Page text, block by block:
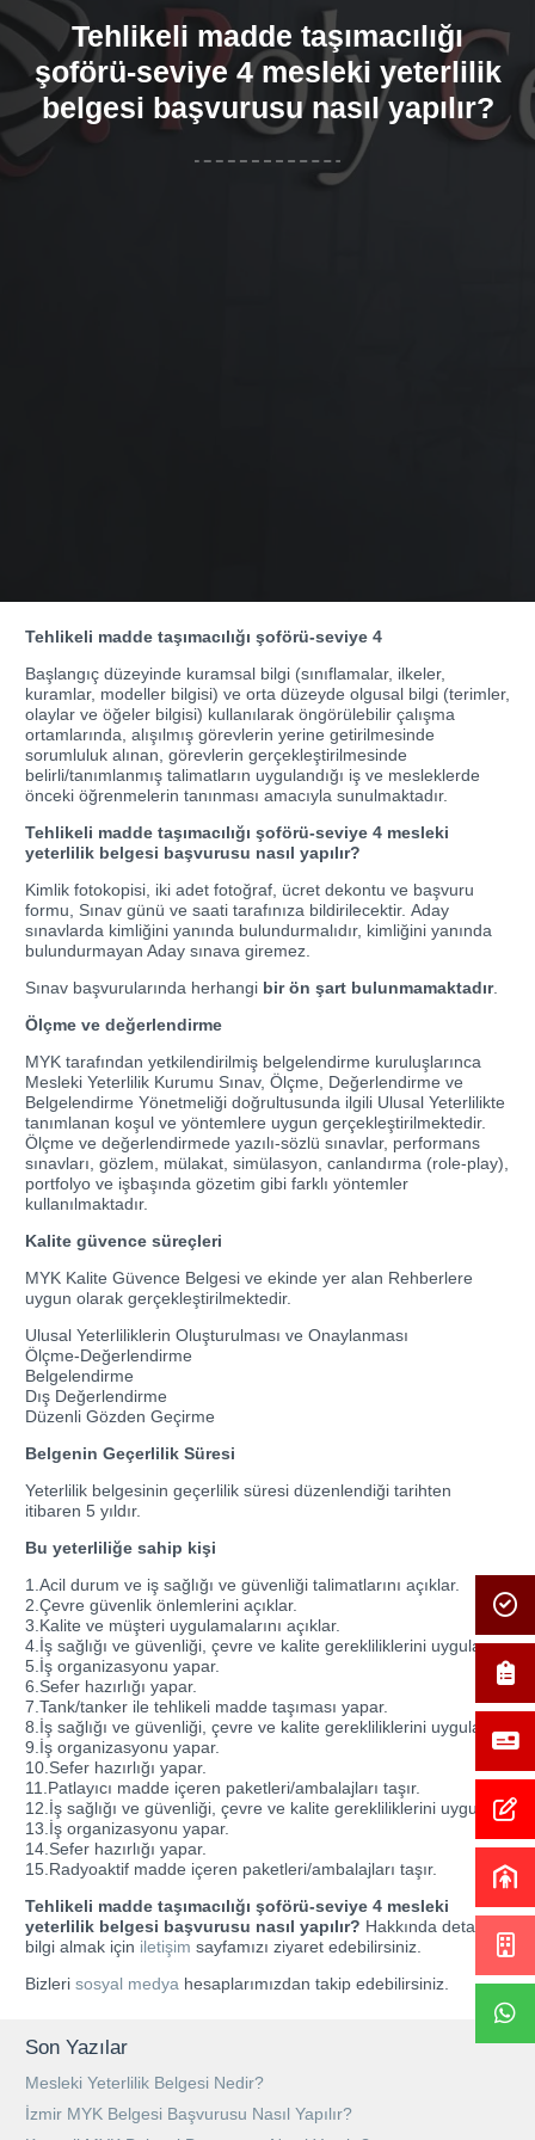
Tehlikeli madde taşımacılığı
şoförü-seviye 4 mesleki yeterlilik
belgesi başvurusu nasıl yapılır?
Tehlikeli madde taşımacılığı şoförü-seviye 4
Başlangıç düzeyinde kuramsal bilgi (sınıflamalar, ilkeler,
kuramlar, modeller bilgisi) ve orta düzeyde olgusal bilgi (terimler,
olaylar ve öğeler bilgisi) kullanılarak öngörülebilir çalışma
ortamlarında, alışılmış görevlerin yerine getirilmesinde
sorumluluk alınan, görevlerin gerçekleştirilmesinde
belirli/tanımlanmış talimatların uygulandığı iş ve mesleklerde
önceki öğrenmelerin tanınması amacıyla sunulmaktadır.
Tehlikeli madde taşımacılığı şoförü-seviye 4 mesleki
yeterlilik belgesi başvurusu nasıl yapılır?
Kimlik fotokopisi, iki adet fotoğraf, ücret dekontu ve başvuru
formu, Sınav günü ve saati tarafınıza bildirilecektir. Aday
sınavlarda kimliğini yanında bulundurmalıdır, kimliğini yanında
bulundurmayan Aday sınava giremez.
Sınav başvurularında herhangi bir ön şart bulunmamaktadır.
Ölçme ve değerlendirme
MYK tarafından yetkilendirilmiş belgelendirme kuruluşlarınca
Mesleki Yeterlilik Kurumu Sınav, Ölçme, Değerlendirme ve
Belgelendirme Yönetmeliği doğrultusunda ilgili Ulusal Yeterlilikte
tanımlanan koşul ve yöntemlere uygun gerçekleştirilmektedir.
Ölçme ve değerlendirmede yazılı-sözlü sınavlar, performans
sınavları, gözlem, mülakat, simülasyon, canlandırma (role-play),
portfolyo ve işbaşında gözetim gibi farklı yöntemler
kullanılmaktadır.
Kalite güvence süreçleri
MYK Kalite Güvence Belgesi ve ekinde yer alan Rehberlere
uygun olarak gerçekleştirilmektedir.
Ulusal Yeterliliklerin Oluşturulması ve Onaylanması
Ölçme-Değerlendirme
Belgelendirme
Dış Değerlendirme
Düzenli Gözden Geçirme
Belgenin Geçerlilik Süresi
Yeterlilik belgesinin geçerlilik süresi düzenlendiği tarihten
itibaren 5 yıldır.
Bu yeterliliğe sahip kişi
1.Acil durum ve iş sağlığı ve güvenliği talimatlarını açıklar.
2.Çevre güvenlik önlemlerini açıklar.
3.Kalite ve müşteri uygulamalarını açıklar.
4.İş sağlığı ve güvenliği, çevre ve kalite gerekliliklerini uygular.
5.İş organizasyonu yapar.
6.Sefer hazırlığı yapar.
7.Tank/tanker ile tehlikeli madde taşıması yapar.
8.İş sağlığı ve güvenliği, çevre ve kalite gerekliliklerini uygular.
9.İş organizasyonu yapar.
10.Sefer hazırlığı yapar.
11.Patlayıcı madde içeren paketleri/ambalajları taşır.
12.İş sağlığı ve güvenliği, çevre ve kalite gerekliliklerini uygular.
13.İş organizasyonu yapar.
14.Sefer hazırlığı yapar.
15.Radyoaktif madde içeren paketleri/ambalajları taşır.
Tehlikeli madde taşımacılığı şoförü-seviye 4 mesleki
yeterlilik belgesi başvurusu nasıl yapılır? Hakkında detaylı
bilgi almak için iletişim sayfamızı ziyaret edebilirsiniz.
Bizleri sosyal medya hesaplarımızdan takip edebilirsiniz.
Son Yazılar
Mesleki Yeterlilik Belgesi Nedir?
İzmir MYK Belgesi Başvurusu Nasıl Yapılır?